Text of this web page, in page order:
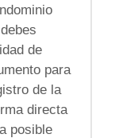
de
para
de la
directa
posible